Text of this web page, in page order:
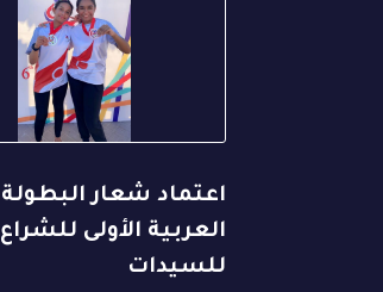
اعتماد شعار البطولة
العربية الأولى للشراع
للسيدات